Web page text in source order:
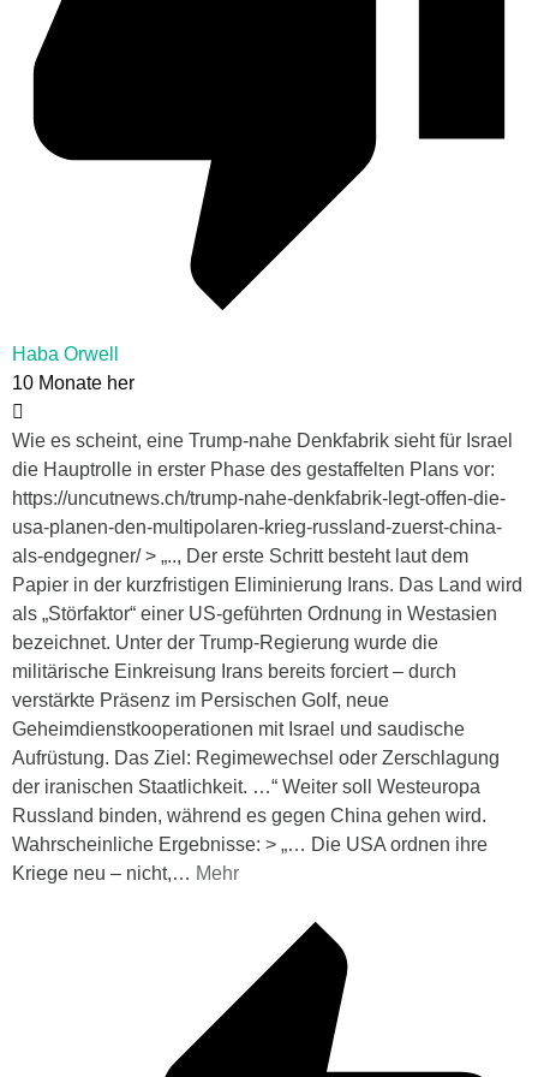
Haba Orwell
10 Monate her
Wie es scheint, eine Trump-nahe Denkfabrik sieht für Israel
die Hauptrolle in erster Phase des gestaffelten Plans vor:
https://uncutnews.ch/trump-nahe-denkfabrik-legt-offen-die-
usa-planen-den-multipolaren-krieg-russland-zuerst-china-
als-endgegner/ > „.., Der erste Schritt besteht laut dem
Papier in der kurzfristigen Eliminierung Irans. Das Land wird
als „Störfaktor“ einer US-geführten Ordnung in Westasien
bezeichnet. Unter der Trump-Regierung wurde die
militärische Einkreisung Irans bereits forciert – durch
verstärkte Präsenz im Persischen Golf, neue
Geheimdienstkooperationen mit Israel und saudische
Aufrüstung. Das Ziel: Regimewechsel oder Zerschlagung
der iranischen Staatlichkeit. …“ Weiter soll Westeuropa
Russland binden, während es gegen China gehen wird.
Wahrscheinliche Ergebnisse: > „… Die USA ordnen ihre
Kriege neu – nicht,… Mehr